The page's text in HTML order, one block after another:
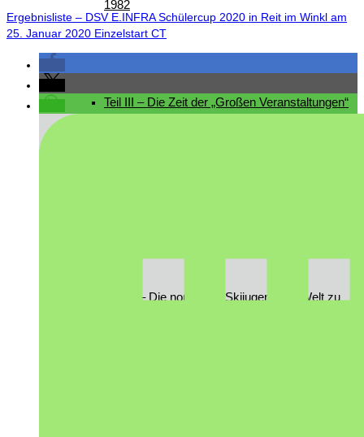
1982
Teil III – Die Zeit der „Großen Veranstaltungen“
Teil IV – Die nordische Skijugend der Welt zu
Ergebnisliste – DSV E.INFRA Schülercup 2020 in Reit im Winkl am
25. Januar 2020 Einzelstart CT